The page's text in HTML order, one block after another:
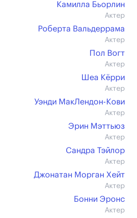
Камилла Бьорлин
Актер
Роберта Вальдеррама
Актер
Пол Вогт
Актер
Шеа Кёрри
Актер
Уэнди МакЛендон-Кови
Актер
Эрин Мэттьюз
Актер
Сандра Тэйлор
Актер
Джонатан Морган Хейт
Актер
Бонни Эронс
Актер